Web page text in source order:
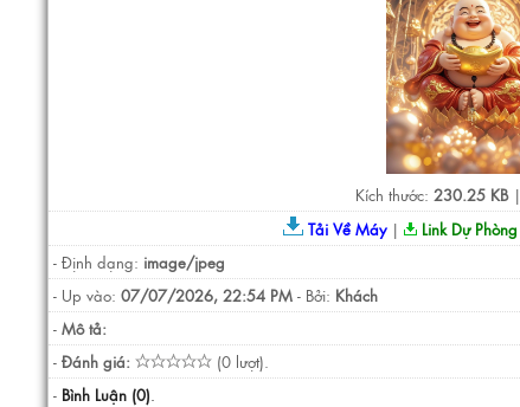
Kích thước: 230.25 KB|
Tải Về Máy| Link Dự Phòng
- Định dạng: image/jpeg
- Up vào: 07/07/2026, 22:54 PM - Bởi: Khách
- Mô tả:
- Đánh giá:
(0 lượt).
- Bình Luận (0).